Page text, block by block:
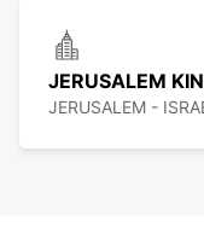
JERUSALEM
JERUSALEM -